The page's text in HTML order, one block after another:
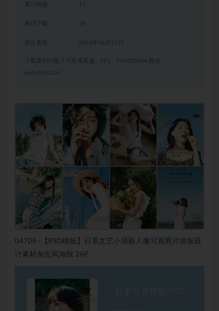
累计销量 13
累计下载 59
2025年06月17日
下载遇到问题？可联系客服。QQ：943105864 微信：
wubo961214
04706–【PSD模板】日系文艺小清新人像写真照片排版设
计素材杂志风海报 26P